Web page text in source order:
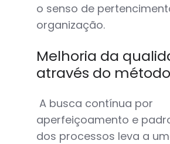
o senso de
organização.
Melhoria da
através do
A busca contínua por
aperfeiçoamento e
dos processos leva a